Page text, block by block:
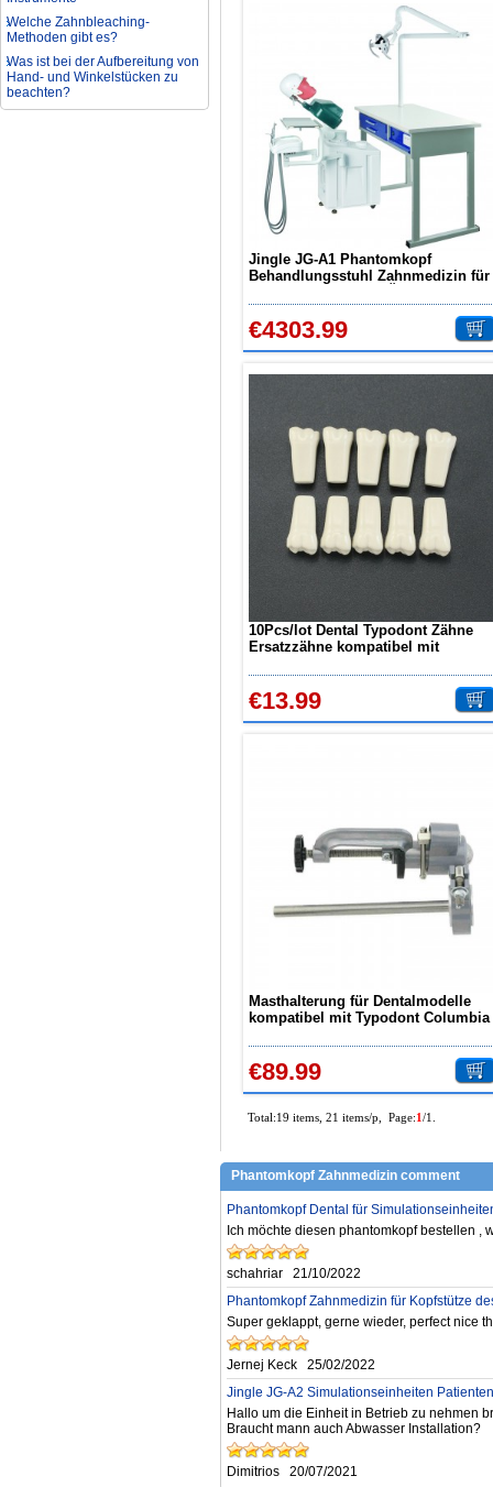
Welche Zahnbleaching-
Methoden gibt es?
Was ist bei der Aufbereitung von
Hand- und Winkelstücken zu
beachten?
Wie können erhöhte
Jingle JG-A1 Phantomkopf
Behandlungsstuhl Zahnmedizin für
€4303.99
10Pcs/lot Dental Typodont Zähne
Ersatzzähne kompatibel mit
€13.99
Masthalterung für Dentalmodelle
kompatibel mit Typodont Columbia
€89.99
Total:19 items, 21 items/p, Page:1/1.
Phantomkopf Zahnmedizin comment
Phantomkopf Dental für
Ich möchte diesen phantomkopf bestellen ,
schahriar
21/10/2022
Phantomkopf Zahnmedizin für Kopfstütze
Super geklappt, gerne wieder, perfect nice
Jernej Keck
25/02/2022
Jingle JG-A2 Simulationseinheiten
Hallo um die Einheit in Betrieb zu nehmen
Braucht mann auch Abwasser Installation?
Dimitrios 20/07/2021